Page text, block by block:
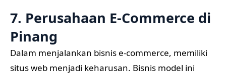
7. Perusahaan E-Commerce di
Pinang
Dalam menjalankan bisnis e-commerce, memiliki
situs web menjadi keharusan. Bisnis model ini